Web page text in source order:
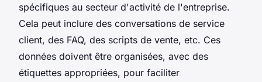
spécifiques au secteur d'activité de l'entreprise.
Cela peut inclure des conversations de service
client, des FAQ, des scripts de vente, etc. Ces
données doivent être organisées, avec des
étiquettes appropriées, pour faciliter